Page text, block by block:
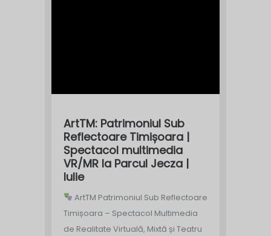
ArtTM: Patrimoniul Sub
Reflectoare Timișoara |
Spectacol multimedia
VR/MR la Parcul Jecza |
Iulie
ArtTM Patrimoniul Sub Reflectoare
Timișoara – Spectacol Multimedia
de Realitate Virtuală, Mixtă și Teatru